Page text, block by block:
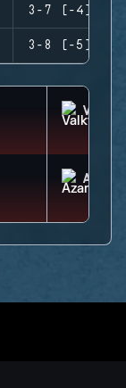
3-7 (-4)
3-8 (-5)
AZAMI